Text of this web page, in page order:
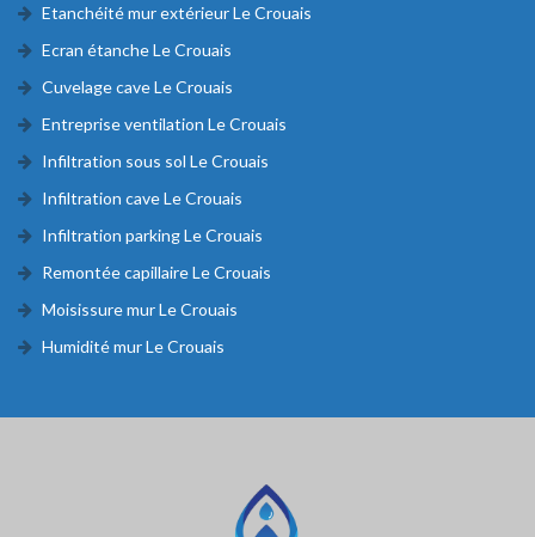
Etanchéité mur extérieur Le Crouais
Ecran étanche Le Crouais
Cuvelage cave Le Crouais
Entreprise ventilation Le Crouais
Infiltration sous sol Le Crouais
Infiltration cave Le Crouais
Infiltration parking Le Crouais
Remontée capillaire Le Crouais
Moisissure mur Le Crouais
Humidité mur Le Crouais